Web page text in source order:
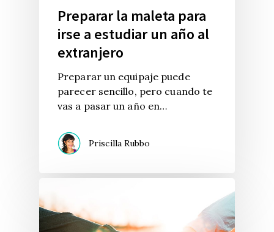
Preparar la maleta para
irse a estudiar un año al
extranjero
Preparar un equipaje puede
parecer sencillo, pero cuando te
vas a pasar un año en…
Priscilla Rubbo